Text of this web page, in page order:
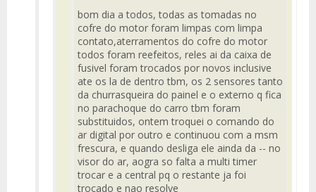
del
Mensaje
bom dia a todos, todas as tomadas no
cofre do motor foram limpas com limpa
contato,aterramentos do cofre do motor
todos foram reefeitos, reles ai da caixa de
fusivel foram trocados por novos inclusive
ate os la de dentro tbm, os 2 sensores tanto
da churrasqueira do painel e o externo q fica
no parachoque do carro tbm foram
substituidos, ontem troquei o comando do
ar digital por outro e continuou com a msm
frescura, e quando desliga ele ainda da -- no
visor do ar, aogra so falta a multi timer
trocar e a central pq o restante ja foi
trocado e nao resolve